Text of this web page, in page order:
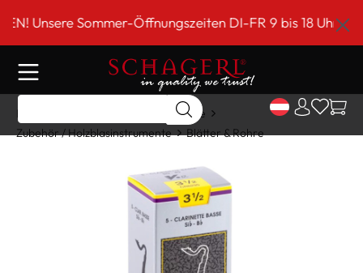
springen
Unsere Sommer-Öffnungszeiten DI-FR 9 bis 18 Uhr!***
Home
Holzblasinstrumente
Zubehör / Holzblasinstrumente
Blätter & Rohre